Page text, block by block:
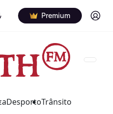
Premium Log in
DesportoTrânsito